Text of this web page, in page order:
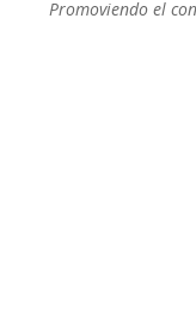
Promoviendo el